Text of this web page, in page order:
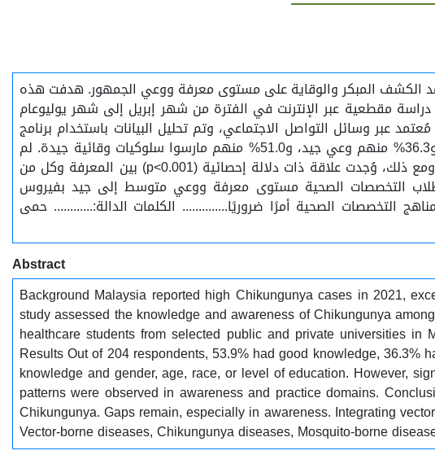
الطبيعية. يعتمد الكشف المبكر والوقاية على مستوى معرفة ووعي الجمهور. هدفت هذه
مقطعية عبر الإنترنت في الفترة من شهر إبريل إلى شهر يوليوعام
عبر وسائل التواصل الاجتماعي، وتم تحليل البيانات باستخدام برنامج
الحزم الإحصائية للعلوم الإجتماعية (SPSS 30). النتائج: من بين 204 مشاركًا، كان لدى 53.9% منهم معرفة جيدة، و36.3% منهم وعي جيد، و51.0% منهم مارسوا سلوكيات وقائية جيدة. لم
تُظهر النتائج أي علاقة ذات دلالة إحصائية بين المعرفة وكل من الجنس أو العمر أو العِرق أو المستوى التعليمي. ومع ذلك، وُجدت علاقة ذات دلالة إحصائية (p<0.001) بين المعرفة وكل من
طلاب التخصصات الصحية مستوى معرفة ووعي متوسط إلى جيد بفيروس
التخصصات الصحية أمرًا ضروريًا.............. الكلمات الدالة:............ حمى
Abstract
Background Malaysia reported high Chikungunya cases in 2021,
study assessed the knowledge and awareness of Chikungunya
healthcare students from selected public and private universities
Results Out of 204 respondents, 53.9% had good knowledge,
knowledge and gender, age, race, or level of education. However,
patterns were observed in awareness and practice domains.
Chikungunya. Gaps remain, especially in awareness. Integrating
Vector-borne diseases, Chikungunya diseases, Mosquito-borne